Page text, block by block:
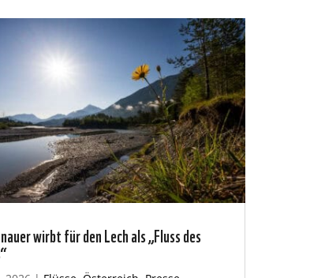
wirbt für den Lech als „Fluss des